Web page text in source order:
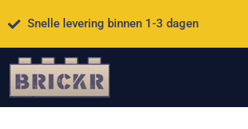
Snelle levering binnen 1-3 dagen